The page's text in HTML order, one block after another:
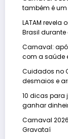
também é
LATAM
Brasil
Carnaval:
com a saúde
Cuidados no
desmaios e
10 dicas para
ganhar
Carnaval
Gravataí